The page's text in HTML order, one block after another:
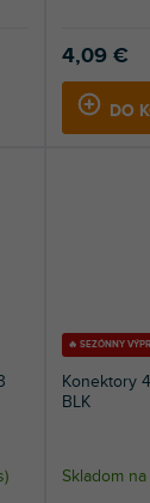
4,09 €
DO
)
🔥 SEZÓNNY
Konektory
BLK
Skladom